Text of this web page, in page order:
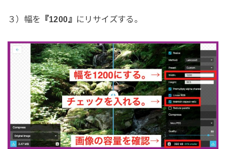
３）幅を 『1200』 にリサイズする。